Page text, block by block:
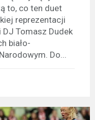
to, co ten duet
reprezentacji
DJ Tomasz Dudek
biało-
Do...